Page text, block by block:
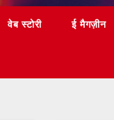
वेब स्टोरी ई मैगज़ीन